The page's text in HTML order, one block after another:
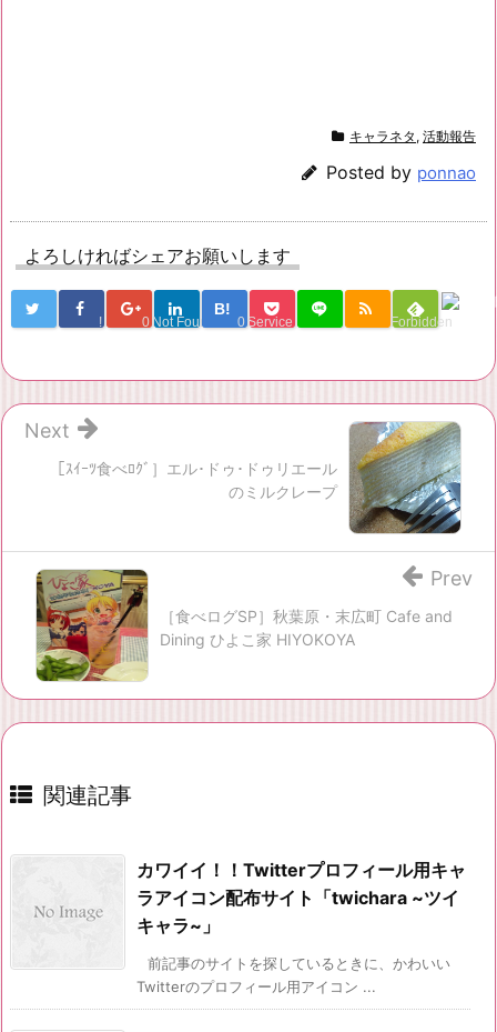
キャラネタ , 活動報告
Posted by ponnao
よろしければシェアお願いします
! 0 Not Found
B!
0 Service Una Forbidden
［ｽｲｰﾂ食べﾛｸﾞ］エル･ドゥ･ドゥリエール
のミルクレープ
Next
［食べログSP］秋葉原・末広町 Cafe and
Dining ひよこ家 HIYOKOYA
Prev
関連記事
カワイイ！！Twitterプロフィール用キャ
ラアイコン配布サイト「twichara ~ツイ
キャラ~」
前記事のサイトを探しているときに、かわいい
Twitterのプロフィール用アイコン ...